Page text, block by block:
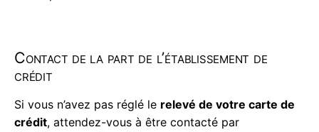
Contact de la part de l’établissement de
crédit
Si vous n’avez pas réglé le relevé de votre carte de
crédit, attendez-vous à être contacté par